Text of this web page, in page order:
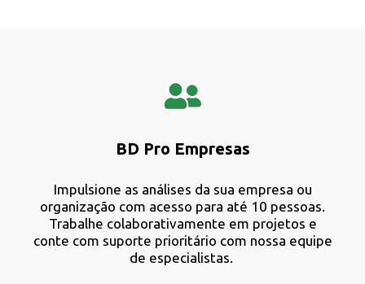
BD Pro Empresas
Impulsione as análises da sua empresa ou
organização com acesso para até 10 pessoas.
Trabalhe colaborativamente em projetos e
conte com suporte prioritário com nossa equipe
de especialistas.